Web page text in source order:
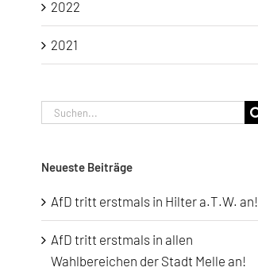
2022
2021
Suche
Neueste Beiträge
AfD tritt erstmals in Hilter a.T.W. an!
AfD tritt erstmals in allen
Wahlbereichen der Stadt Melle an!